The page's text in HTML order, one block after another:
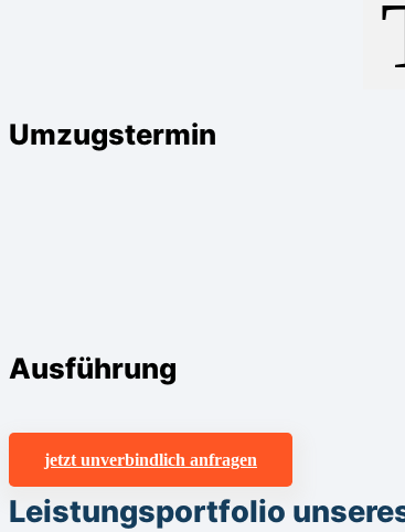
Umzugstermin
Ausführung
jetzt unverbindlich anfragen
Leistungsportfolio